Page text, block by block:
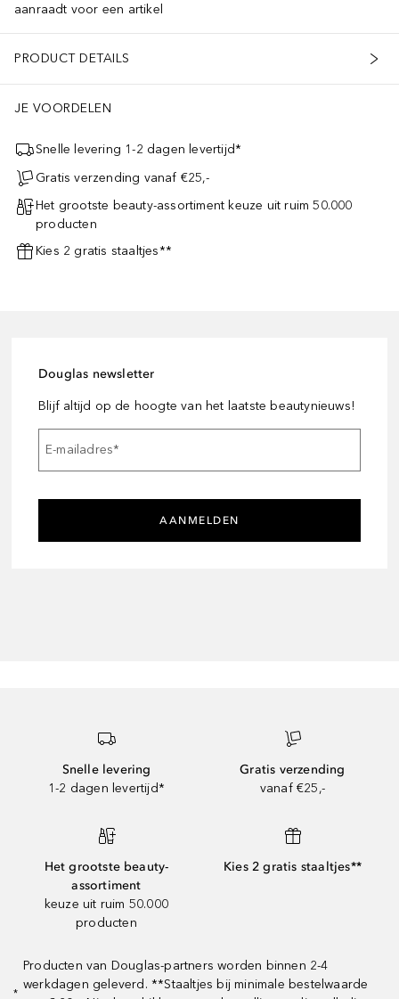
aanraadt voor een artikel
PRODUCT DETAILS
JE VOORDELEN
Snelle levering 1-2 dagen levertijd*
Gratis verzending vanaf €25,-
Het grootste beauty-assortiment keuze uit ruim 50.000
producten
Kies 2 gratis staaltjes**
Douglas newsletter
Blijf altijd op de hoogte van het laatste beautynieuws!
E-mailadres*
AANMELDEN
Snelle levering
1-2 dagen levertijd*
Gratis verzending
vanaf €25,-
Het grootste beauty-
assortiment
keuze uit ruim 50.000
producten
Kies 2 gratis staaltjes**
*
Producten van Douglas-partners worden binnen 2-4
werkdagen geleverd. **Staaltjes bij minimale bestelwaarde